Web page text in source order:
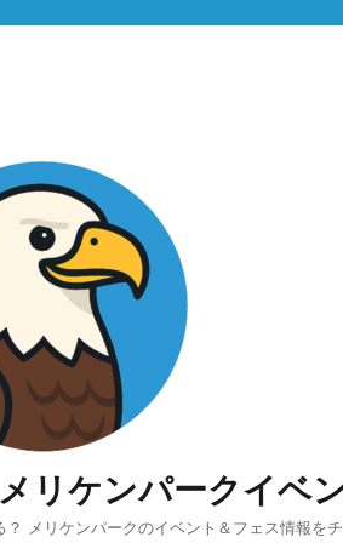
リケンパークイベ
？ メリケンパークのイベント＆フェス情報をチ